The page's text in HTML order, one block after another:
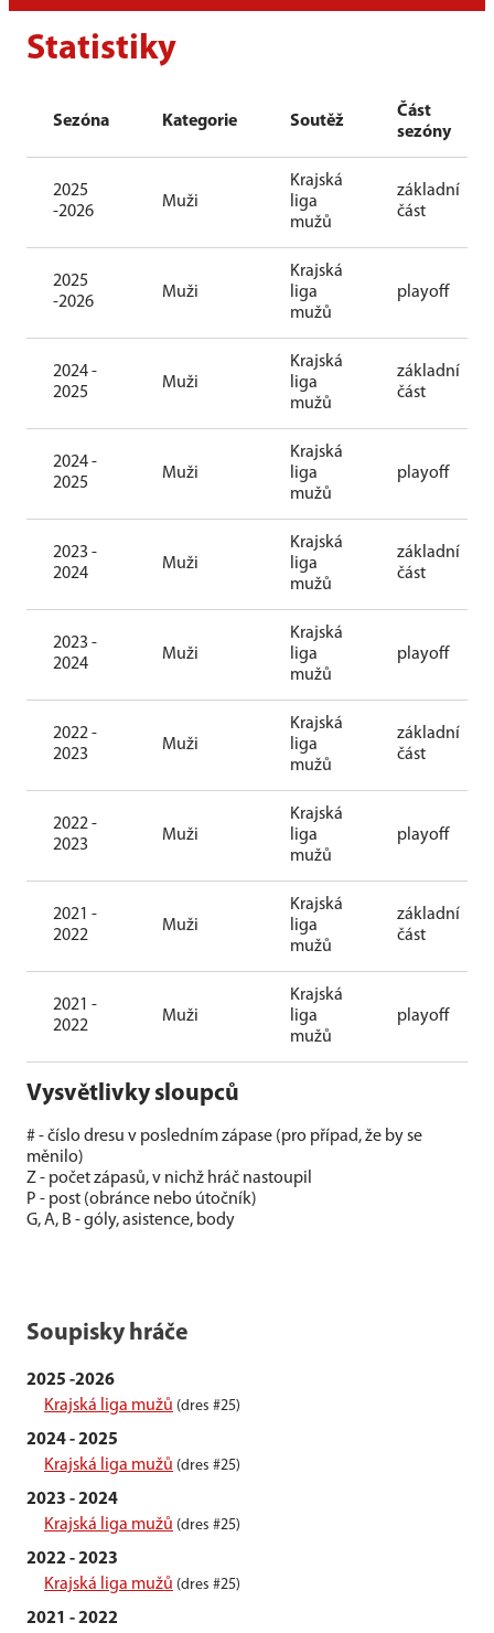
Statistiky
Sezóna Kategorie Soutěž
Část
sezóny
2025
-2026
Muži
Krajská
liga
mužů
základní
část
2025
-2026
Muži
Krajská
liga
mužů
playoff
2024 -
2025
Muži
Krajská
liga
mužů
základní
část
2024 -
2025
Muži
Krajská
liga
mužů
playoff
2023 -
2024
Muži
Krajská
liga
mužů
základní
část
2023 -
2024
Muži
Krajská
liga
mužů
playoff
2022 -
2023
Muži
Krajská
liga
mužů
základní
část
2022 -
2023
Muži
Krajská
liga
mužů
playoff
2021 -
2022
Muži
Krajská
liga
mužů
základní
část
2021 -
2022
Muži
Krajská
liga
mužů
playoff
Vysvětlivky sloupců
# - číslo dresu v posledním zápase (pro případ, že by se
měnilo)
Z - počet zápasů, v nichž hráč nastoupil
P - post (obránce nebo útočník)
G, A, B - góly, asistence, body
Soupisky hráče
2025 -2026
Krajská liga mužů (dres #25)
2024 - 2025
Krajská liga mužů (dres #25)
2023 - 2024
Krajská liga mužů (dres #25)
2022 - 2023
Krajská liga mužů (dres #25)
2021 - 2022